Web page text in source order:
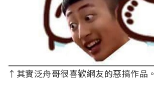
↑其實泛舟哥很喜歡網友的惡搞作品。